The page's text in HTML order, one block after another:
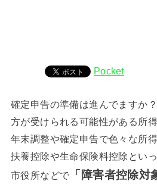
Pocket
確定申告の準備は進んでますか
方が受けられる可能性がある所
年末調整や確定申告で色々な所
扶養控除や生命保険料控除といっ
市役所などで
「障害者控除対